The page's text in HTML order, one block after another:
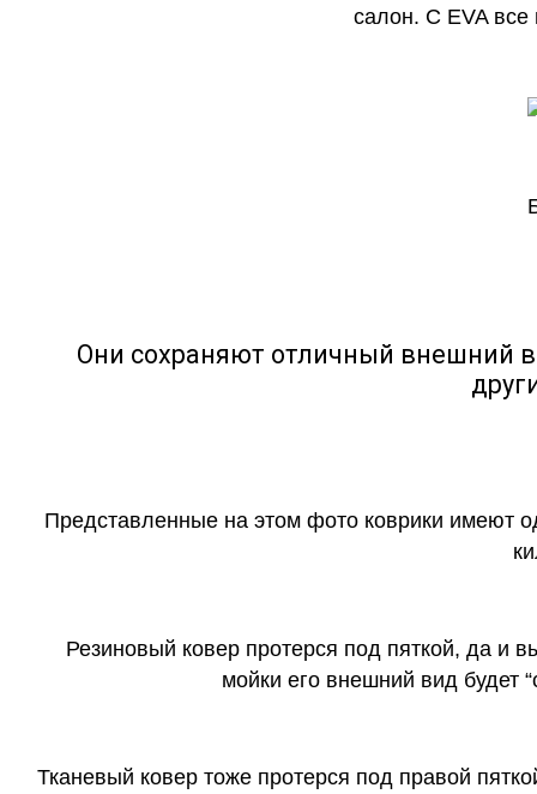
салон. С EVA все
Они сохраняют отличный внешний
Представленные на этом фото коврики имеют
Резиновый ковер протерся под пяткой, да и
мойки его внешний вид будет
Тканевый ковер тоже протерся под правой